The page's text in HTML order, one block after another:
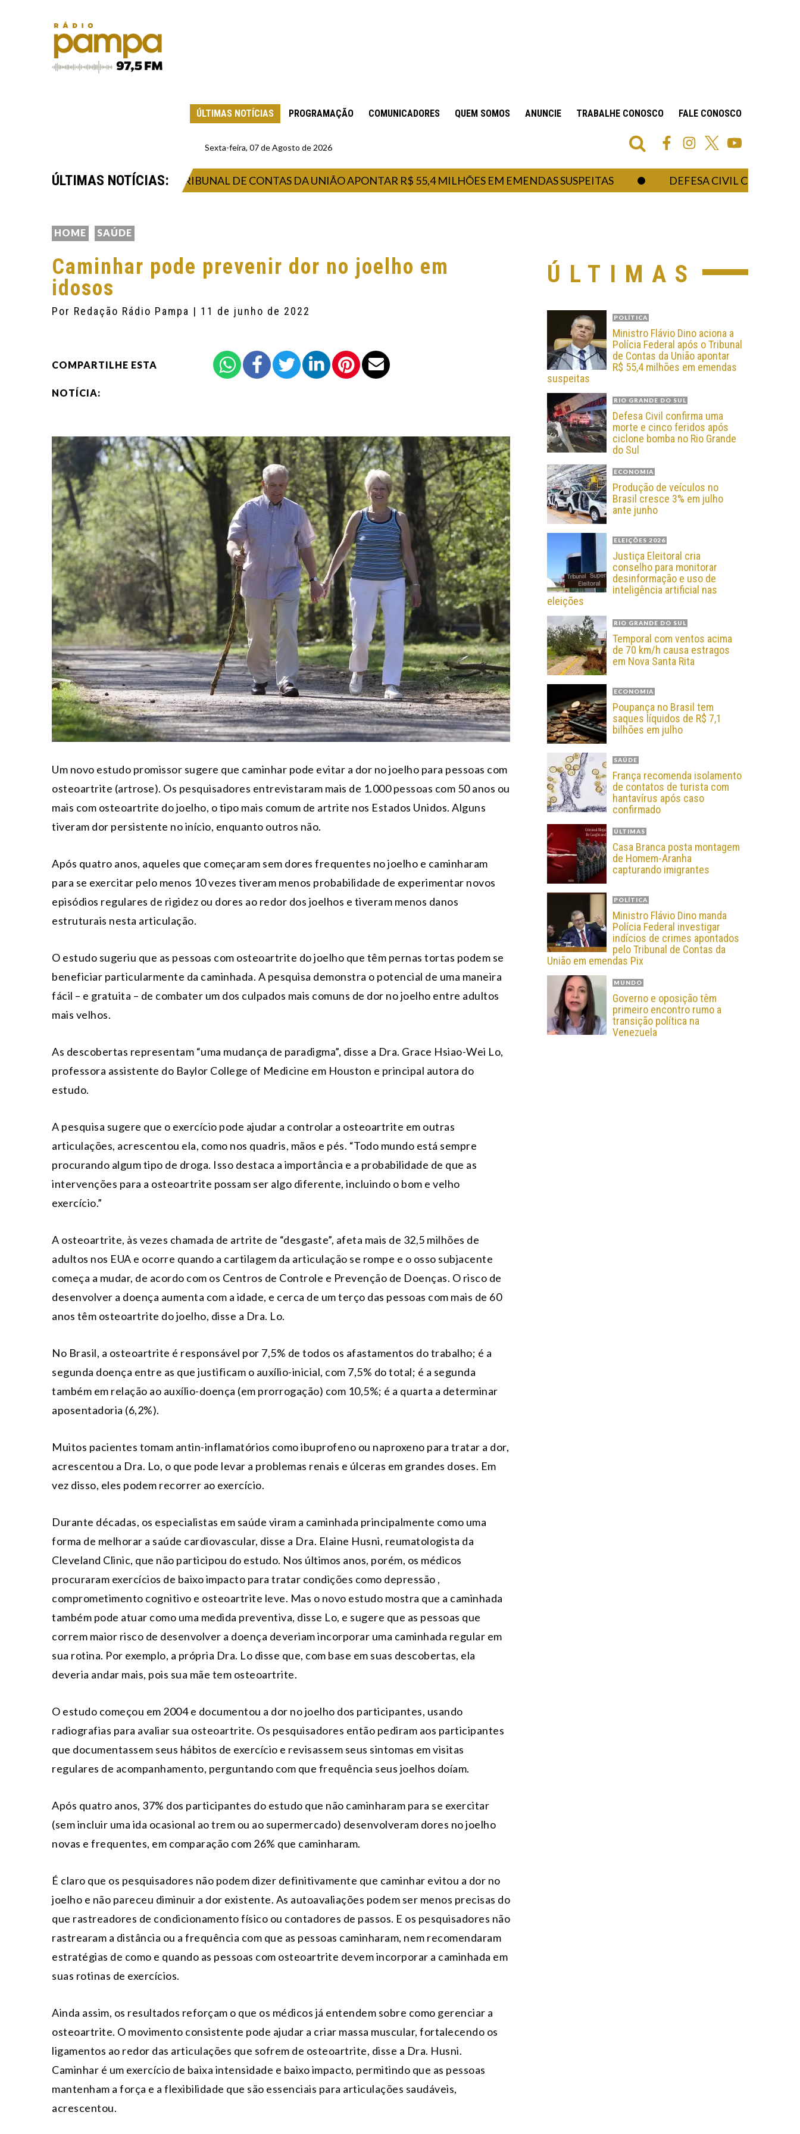
ÚLTIMAS NOTÍCIAS PROGRAMAÇÃO COMUNICADORES QUEM SOMOS ANUNCIE TRABALHE CONOSCO FALE CONOSCO
Sexta-feira, 07 de Agosto de 2026
ÚLTIMAS NOTÍCIAS:
POLÍCIA FEDERAL APÓS O TRIBUNAL DE CONTAS DA UNIÃO APONTAR R$ 55,4 MILHÕES EM EMENDAS SUSPEITAS DEFESA CIVIL CONFIRMA UMA
HOME SAÚDE
Caminhar pode prevenir dor no joelho em
idosos
Por Redação Rádio Pampa | 11 de junho de 2022
COMPARTILHE ESTA
NOTÍCIA:
Um novo estudo promissor sugere que caminhar pode evitar a dor no joelho para pessoas com
osteoartrite (artrose). Os pesquisadores entrevistaram mais de 1.000 pessoas com 50 anos ou
mais com osteoartrite do joelho, o tipo mais comum de artrite nos Estados Unidos. Alguns
tiveram dor persistente no início, enquanto outros não.
Após quatro anos, aqueles que começaram sem dores frequentes no joelho e caminharam
para se exercitar pelo menos 10 vezes tiveram menos probabilidade de experimentar novos
episódios regulares de rigidez ou dores ao redor dos joelhos e tiveram menos danos
estruturais nesta articulação.
O estudo sugeriu que as pessoas com osteoartrite do joelho que têm pernas tortas podem se
beneficiar particularmente da caminhada. A pesquisa demonstra o potencial de uma maneira
fácil – e gratuita – de combater um dos culpados mais comuns de dor no joelho entre adultos
mais velhos.
As descobertas representam “uma mudança de paradigma”, disse a Dra. Grace Hsiao-Wei Lo,
professora assistente do Baylor College of Medicine em Houston e principal autora do
estudo.
A pesquisa sugere que o exercício pode ajudar a controlar a osteoartrite em outras
articulações, acrescentou ela, como nos quadris, mãos e pés. “Todo mundo está sempre
procurando algum tipo de droga. Isso destaca a importância e a probabilidade de que as
intervenções para a osteoartrite possam ser algo diferente, incluindo o bom e velho
exercício.”
A osteoartrite, às vezes chamada de artrite de “desgaste”, afeta mais de 32,5 milhões de
adultos nos EUA e ocorre quando a cartilagem da articulação se rompe e o osso subjacente
começa a mudar, de acordo com os Centros de Controle e Prevenção de Doenças. O risco de
desenvolver a doença aumenta com a idade, e cerca de um terço das pessoas com mais de 60
anos têm osteoartrite do joelho, disse a Dra. Lo.
No Brasil, a osteoartrite é responsável por 7,5% de todos os afastamentos do trabalho; é a
segunda doença entre as que justificam o auxílio-inicial, com 7,5% do total; é a segunda
também em relação ao auxílio-doença (em prorrogação) com 10,5%; é a quarta a determinar
aposentadoria (6,2%).
Muitos pacientes tomam antin-inflamatórios como ibuprofeno ou naproxeno para tratar a dor,
acrescentou a Dra. Lo, o que pode levar a problemas renais e úlceras em grandes doses. Em
vez disso, eles podem recorrer ao exercício.
Durante décadas, os especialistas em saúde viram a caminhada principalmente como uma
forma de melhorar a saúde cardiovascular, disse a Dra. Elaine Husni, reumatologista da
Cleveland Clinic, que não participou do estudo. Nos últimos anos, porém, os médicos
procuraram exercícios de baixo impacto para tratar condições como depressão ,
comprometimento cognitivo e osteoartrite leve. Mas o novo estudo mostra que a caminhada
também pode atuar como uma medida preventiva, disse Lo, e sugere que as pessoas que
correm maior risco de desenvolver a doença deveriam incorporar uma caminhada regular em
sua rotina. Por exemplo, a própria Dra. Lo disse que, com base em suas descobertas, ela
deveria andar mais, pois sua mãe tem osteoartrite.
O estudo começou em 2004 e documentou a dor no joelho dos participantes, usando
radiografias para avaliar sua osteoartrite. Os pesquisadores então pediram aos participantes
que documentassem seus hábitos de exercício e revisassem seus sintomas em visitas
regulares de acompanhamento, perguntando com que frequência seus joelhos doíam.
Após quatro anos, 37% dos participantes do estudo que não caminharam para se exercitar
(sem incluir uma ida ocasional ao trem ou ao supermercado) desenvolveram dores no joelho
novas e frequentes, em comparação com 26% que caminharam.
É claro que os pesquisadores não podem dizer definitivamente que caminhar evitou a dor no
joelho e não pareceu diminuir a dor existente. As autoavaliações podem ser menos precisas do
que rastreadores de condicionamento físico ou contadores de passos. E os pesquisadores não
rastrearam a distância ou a frequência com que as pessoas caminharam, nem recomendaram
estratégias de como e quando as pessoas com osteoartrite devem incorporar a caminhada em
suas rotinas de exercícios.
Ainda assim, os resultados reforçam o que os médicos já entendem sobre como gerenciar a
osteoartrite. O movimento consistente pode ajudar a criar massa muscular, fortalecendo os
ligamentos ao redor das articulações que sofrem de osteoartrite, disse a Dra. Husni.
Caminhar é um exercício de baixa intensidade e baixo impacto, permitindo que as pessoas
mantenham a força e a flexibilidade que são essenciais para articulações saudáveis,
acrescentou.
ÚLTIMAS
POLÍTICA
Ministro Flávio Dino aciona a
Polícia Federal após o Tribunal
de Contas da União apontar
R$ 55,4 milhões em emendas
suspeitas
RIO GRANDE DO SUL
Defesa Civil confirma uma
morte e cinco feridos após
ciclone bomba no Rio Grande
do Sul
ECONOMIA
Produção de veículos no
Brasil cresce 3% em julho
ante junho
ELEIÇÕES 2026
Justiça Eleitoral cria
conselho para monitorar
desinformação e uso de
inteligência artificial nas
eleições
RIO GRANDE DO SUL
Temporal com ventos acima
de 70 km/h causa estragos
em Nova Santa Rita
ECONOMIA
Poupança no Brasil tem
saques líquidos de R$ 7,1
bilhões em julho
SAÚDE
França recomenda isolamento
de contatos de turista com
hantavírus após caso
confirmado
ÚLTIMAS
Casa Branca posta montagem
de Homem-Aranha
capturando imigrantes
POLÍTICA
Ministro Flávio Dino manda
Polícia Federal investigar
indícios de crimes apontados
pelo Tribunal de Contas da
União em emendas Pix
MUNDO
Governo e oposição têm
primeiro encontro rumo a
transição política na
Venezuela